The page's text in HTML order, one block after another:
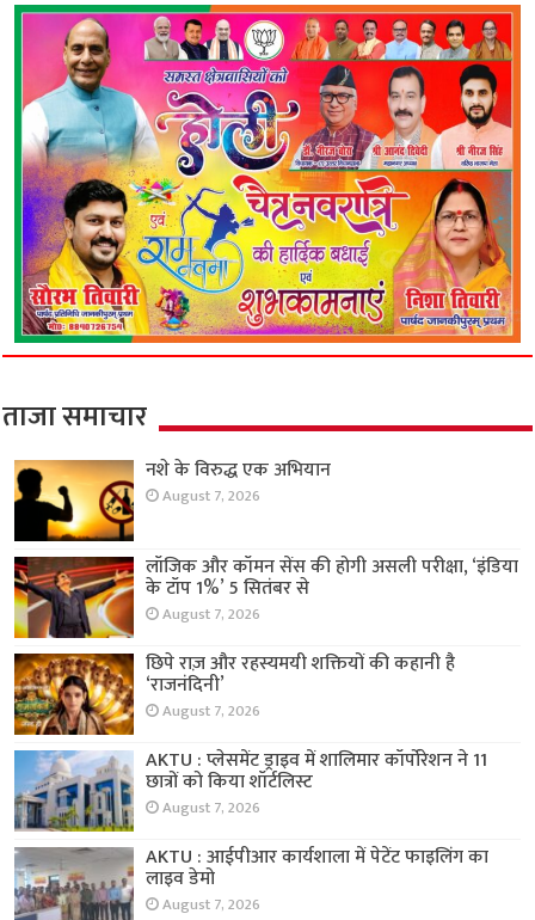
ताजा समाचार
नशे के विरुद्ध एक अभियान
August 7, 2026
लॉजिक और कॉमन सेंस की होगी असली परीक्षा, ‘इंडिया
के टॉप 1%’ 5 सितंबर से
August 7, 2026
छिपे राज़ और रहस्यमयी शक्तियों की कहानी है
‘राजनंदिनी’
August 7, 2026
AKTU : प्लेसमेंट ड्राइव में शालिमार कॉर्पोरेशन ने 11
छात्रों को किया शॉर्टलिस्ट
August 7, 2026
AKTU : आईपीआर कार्यशाला में पेटेंट फाइलिंग का
लाइव डेमो
August 7, 2026